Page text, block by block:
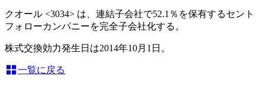
クオール <3034> は、連結子会社で52.1％を保有するセント
フォローカンパニーを完全子会社化する。
株式交換効力発生日は2014年10月1日。
一覧に戻る